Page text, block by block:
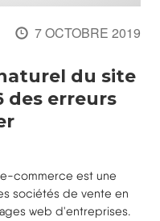
7 OCTOBRE 2019
du site
des erreurs
commerce est une
sociétés de vente en
web d'entreprises.